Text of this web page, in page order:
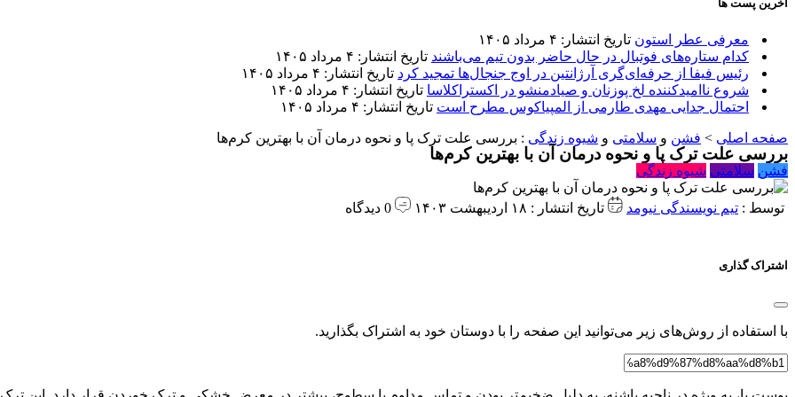
آخرین پست ها
معرفی عطر استون تاریخ انتشار: ۴ مرداد ۱۴۰۵
کدام ستاره‌های فوتبال در حال حاضر بدون تیم می‌باشند تاریخ انتشار: ۴ مرداد ۱۴۰۵
رئیس فیفا از حرفه‌ای‌گری آرژانتین در اوج جنجال‌ها تمجید کرد تاریخ انتشار: ۴ مرداد ۱۴۰۵
شروع ناامیدکننده لخ پوزنان و صیادمنشو در اکستراکلاسا تاریخ انتشار: ۴ مرداد ۱۴۰۵
احتمال جدایی مهدی طارمی از المپیاکوس مطرح است تاریخ انتشار: ۴ مرداد ۱۴۰۵
صفحه اصلی > فشن و سلامتی و شیوه زندگی : بررسی علت ترک پا و نحوه درمان آن با بهترین کرم‌ها
بررسی علت ترک پا و نحوه درمان آن با بهترین کرم‌ها
فشن سلامتی شیوه زندگی
توسط : تیم نویسندگی نیومد تاریخ انتشار : ۱۸ اردیبهشت ۱۴۰۳
اشتراک گذاری
با استفاده از روش‌های زیر می‌توانید این صفحه را با دوستان خود به اشتراک بگذارید.